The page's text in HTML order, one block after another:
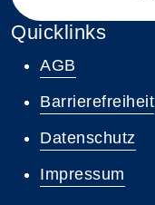
Quicklinks
AGB
Barrierefreiheit
Datenschutz
Impressum